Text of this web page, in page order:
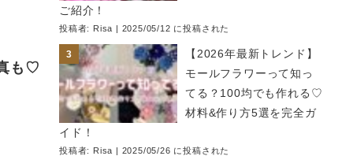
も♡
ご紹介！
投稿者: Risa 2025/05/12 に投稿された
【2026年最新トレンド】
モールフラワーって知っ
てる？100均でも作れる♡
材料&作り方5選を完全ガ
イド！
投稿者: Risa 2025/05/26 に投稿された